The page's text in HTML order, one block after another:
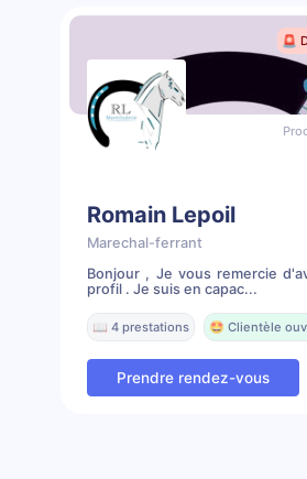
🚨
Romain Lepoil
Marechal-ferrant
Bonjour , Je vous remercie
profil . Je suis en capac...
📖 4 prestations 🤩 Clientèle
Prendre rendez-vous